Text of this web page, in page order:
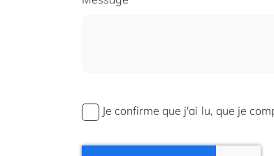
Je confirme que j'ai lu, que je